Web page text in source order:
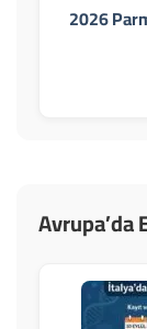
2026
Avrupa’da